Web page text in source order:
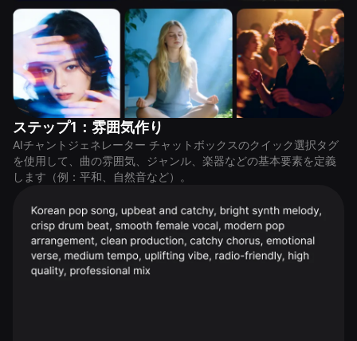
ステップ1：雰囲気作り
AIチャントジェネレーター チャットボックスのクイック選択タグ
を使用して、曲の雰囲気、ジャンル、楽器などの基本要素を定義
します（例：平和、自然音など）。